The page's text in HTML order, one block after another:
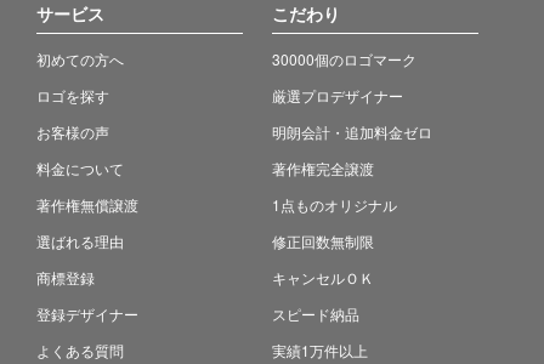
サービス
初めての方へ
ロゴを探す
お客様の声
料金について
著作権無償譲渡
選ばれる理由
商標登録
登録デザイナー
よくある質問
こだわり
30000個のロゴマーク
厳選プロデザイナー
明朗会計・追加料金ゼロ
著作権完全譲渡
1点ものオリジナル
修正回数無制限
キャンセルＯＫ
スピード納品
実績1万件以上